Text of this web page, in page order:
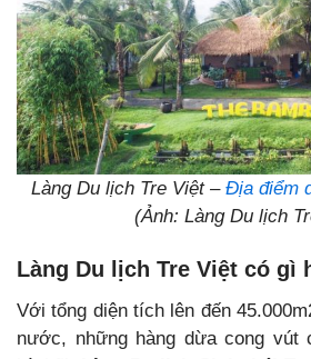
Làng Du lịch Tre Việt – Địa điểm
(Ảnh: Làng Du lịch
Làng Du lịch Tre Việt có gì
Với tổng diện tích lên đến
nước, những hàng dừa cong vút